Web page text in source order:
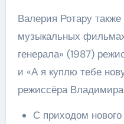
Валерия Ротару
музыкальных
генерала» (1987)
и «А я куплю тебе
режиссёра Владимира
С приходом